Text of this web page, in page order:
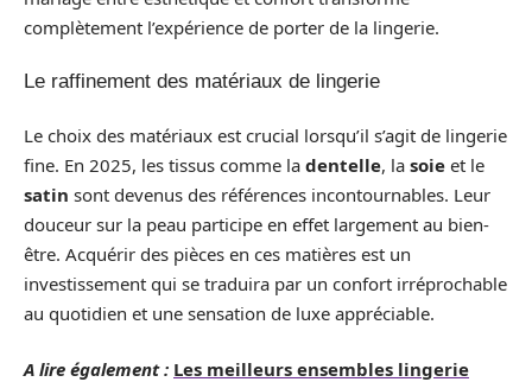
complètement l’expérience de porter de la lingerie.
Le raffinement des matériaux de lingerie
Le choix des matériaux est crucial lorsqu’il s’agit de lingerie
fine. En 2025, les tissus comme la dentelle, la soie et le
satin sont devenus des références incontournables. Leur
douceur sur la peau participe en effet largement au bien-
être. Acquérir des pièces en ces matières est un
investissement qui se traduira par un confort irréprochable
au quotidien et une sensation de luxe appréciable.
A lire également : Les meilleurs ensembles lingerie